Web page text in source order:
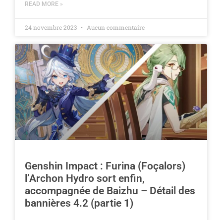
READ MORE »
24 novembre 2023 Aucun commentaire
Genshin Impact : Furina (Foçalors)
l’Archon Hydro sort enfin,
accompagnée de Baizhu – Détail des
bannières 4.2 (partie 1)